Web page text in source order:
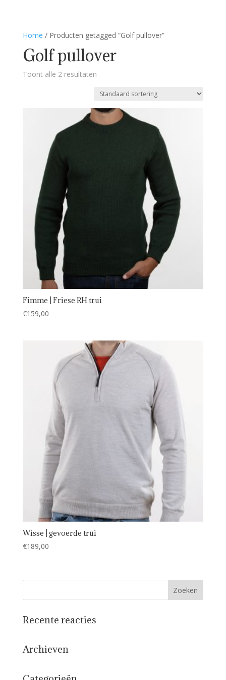
Home / Producten getagged “Golf pullover”
Golf pullover
Toont alle 2 resultaten
Fimme | Friese RH trui
€159,00
Wisse | gevoerde trui
€189,00
Recente reacties
Archieven